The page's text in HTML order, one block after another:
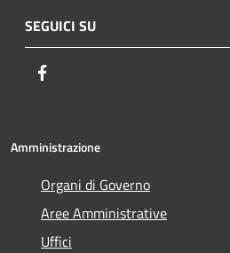
SEGUICI SU
Amministrazione
Organi di Governo
Aree Amministrative
Uffici